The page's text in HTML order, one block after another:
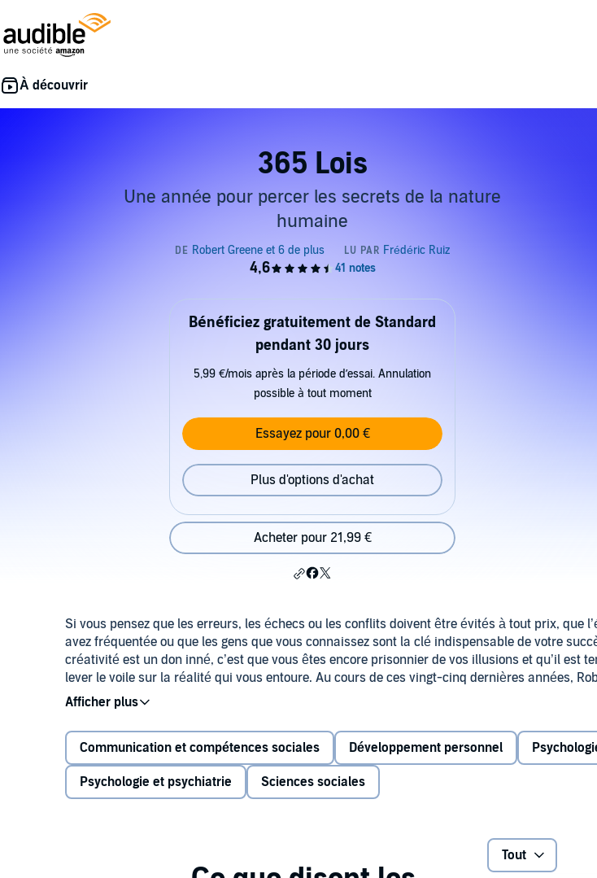
365 Lois
Une année pour percer les secrets de la nature
humaine
Bénéficiez gratuitement de Standard
pendant 30 jours
5,99 €/mois après la période d’essai. Annulation
possible à tout moment
Essayez pour 0,00 €
Plus d'options d'achat
Acheter pour 21,99 €
Si vous pensez que les erreurs, les échecs ou les conflits doivent être évités à tout prix, que
avez fréquentée ou que les gens que vous connaissez sont la clé indispensable de votre
créativité est un don inné, c’est que vous êtes encore prisonnier de vos illusions et qu’il est
lever le voile sur la réalité qui vous entoure. Au cours de ces vingt-cinq dernières années,
l’expert mondial en matière de pouvoir et de stratégie, s’est appliqué à percer les secrets de
humaine pour nous aider à comprendre les motivations des autres, à déjouer les plans des
manipulateurs, à maîtriser nos impulsions ou à reconnaître nos forces et faiblesses. Ces 365
les réflexions et les enseignements pour tirer votre épingle du jeu et reprendre le pouvoir sur
votre environnement.
Robert Greene est une voix incontournable de la vie professionnelle et du développement
plusieurs langues couramment (dont le français). Diplômé de Berkeley en Californie, en
©2023 Audiolib (P)2023 Audiolib
Communication et compétences sociales Développement personnel
Psychologie et psychiatrie Sciences sociales
Tout